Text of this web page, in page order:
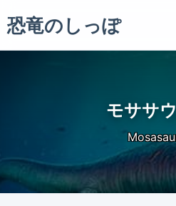
恐竜のしっぽ
モササ